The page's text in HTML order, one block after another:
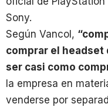
Sony.
Según Vancol,
comprar el headset
ser casi como
la empresa en
venderse por